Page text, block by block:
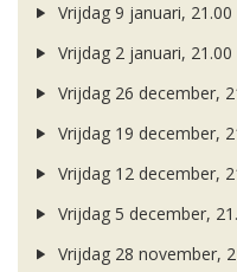
Vrijdag 9 januari, 21.00
Vrijdag 2 januari, 21.00
Vrijdag 26 december,
Vrijdag 19 december,
Vrijdag 12 december,
Vrijdag 5 december,
Vrijdag 28 november,